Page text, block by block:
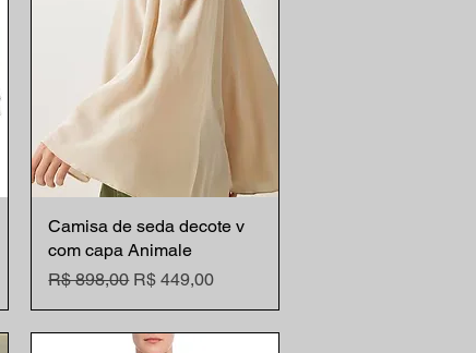
Visualização rápida
Camisa de seda decote v
com capa Animale
Preço normal
R$ 898,00 Preço promocional
R$ 449,00